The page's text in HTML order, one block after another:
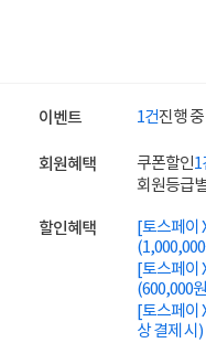
이벤트 1건진행 중
회원혜택 쿠폰할인1
회원등급
할인혜택
[토스페이
[토스페이
(600,000
[토스페이
상 결제 시)